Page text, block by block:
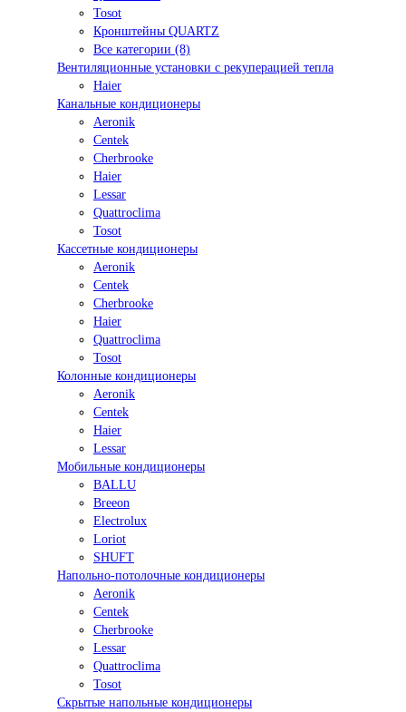
Tosot
Кронштейны QUARTZ
Все категории (8)
Вентиляционные установки с рекуперацией тепла
Haier
Канальные кондиционеры
Aeronik
Centek
Cherbrooke
Haier
Lessar
Quattroclima
Tosot
Кассетные кондиционеры
Aeronik
Centek
Cherbrooke
Haier
Quattroclima
Tosot
Колонные кондиционеры
Aeronik
Centek
Haier
Lessar
Мобильные кондиционеры
BALLU
Breeon
Electrolux
Loriot
SHUFT
Напольно-потолочные кондиционеры
Aeronik
Centek
Cherbrooke
Lessar
Quattroclima
Tosot
Скрытые напольные кондиционеры